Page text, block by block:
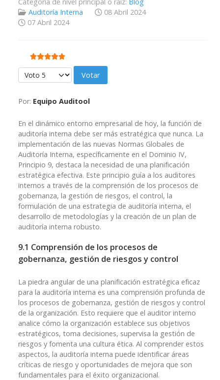
Auditoría Interna
08 Abril 2024
07 Abril 2024
Ratio:5/5
Por favor, vote
Por: Equipo Auditool
En el dinámico entorno empresarial de hoy, la función de
auditoría interna debe ser más estratégica que nunca. La
implementación de las nuevas Normas Globales de
Auditoría Interna, específicamente en el Dominio IV,
Principio 9, destaca la necesidad de una planificación
estratégica efectiva. Este principio guía a los auditores
internos a través de la comprensión de los procesos de
gobernanza, la gestión de riesgos, el control, la
formulación de una estrategia de auditoría interna, el
desarrollo de metodologías y la creación de un plan de
auditoría interna robusto.
9.1 Comprensión de los procesos de
gobernanza, gestión de riesgos y control
La piedra angular de una planificación estratégica eficaz
para la auditoría interna es una comprensión profunda de
los procesos de gobernanza, gestión de riesgos y control
de la organización. Esto requiere que el auditor interno
analice cómo la organización establece sus objetivos
estratégicos, toma decisiones, supervisa la gestión de
riesgos y fomenta una cultura ética. Al comprender estos
aspectos, la auditoría interna puede identificar áreas
críticas de riesgo y oportunidades de mejora que son
fundamentales para el éxito organizacional.